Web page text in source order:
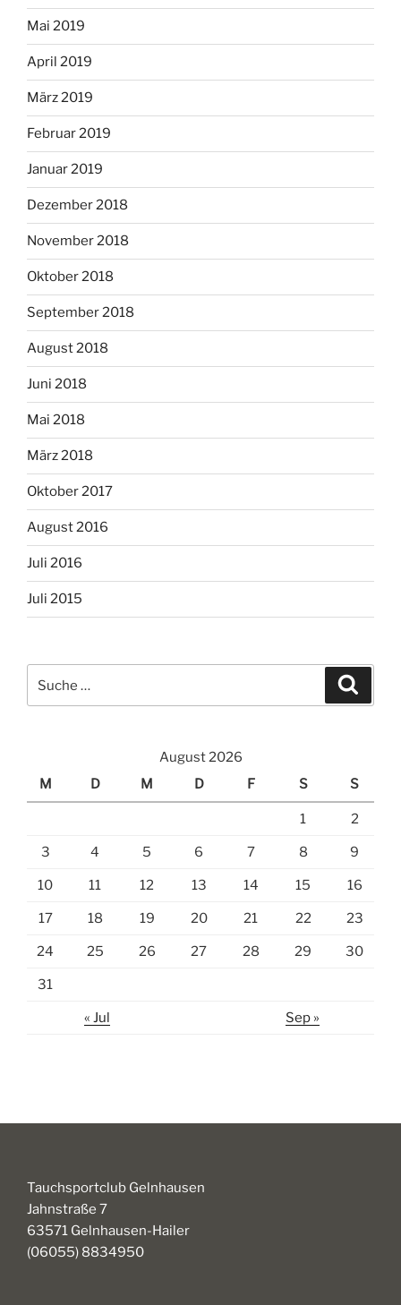
Mai 2019
April 2019
März 2019
Februar 2019
Januar 2019
Dezember 2018
November 2018
Oktober 2018
September 2018
August 2018
Juni 2018
Mai 2018
März 2018
Oktober 2017
August 2016
Juli 2016
Juli 2015
August 2026
M
D M D F S S
1 2
3 4 5 6 7 8 9
10 11 12 13 14 15 16
17 18 19 20 21 22 23
24 25 26 27 28 29 30
31
« Jul Sep »
Tauchsportclub Gelnhausen
Jahnstraße 7
63571 Gelnhausen-Hailer
(06055) 8834950